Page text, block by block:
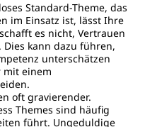
Standard-Theme, das
im Einsatz ist, lässt Ihre
es nicht, Vertrauen
kann dazu führen,
unterschätzen
mit einem
oft gravierender.
Themes sind häufig
führt. Ungeduldige